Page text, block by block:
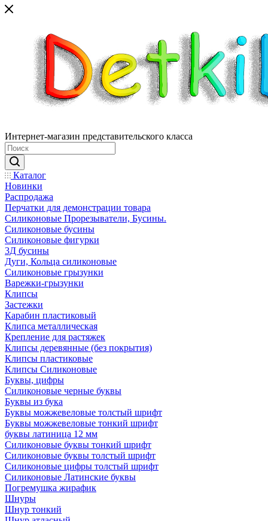
Интернет-магазин представительского класса
Каталог
Новинки
Распродажа
Перчатки для демонстрации товара
Силиконовые Прорезыватели, Бусины.
Силиконовые бусины
Силиконовые фигурки
3Д бусины
Дуги, Кольца силиконовые
Силиконовые грызунки
Варежки-грызунки
Клипсы
Застежки
Карабин пластиковый
Клипса металлическая
Крепление для растяжек
Клипсы деревянные (без покрытия)
Клипсы пластиковые
Клипсы Силиконовые
Буквы, цифры
Силиконовые черные буквы
Буквы из бука
Буквы можжевеловые толстый шрифт
Буквы можжевеловые тонкий шрифт
буквы латиница 12 мм
Силиконовые буквы тонкий шрифт
Силиконовые буквы толстый шрифт
Силиконовые цифры толстый шрифт
Силиконовые Латинские буквы
Погремушка жирафик
Шнуры
Шнур тонкий